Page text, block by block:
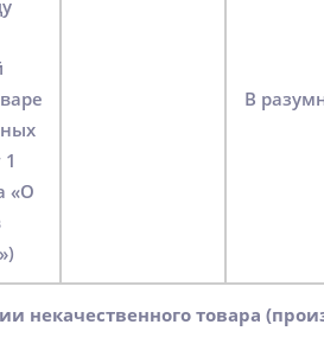
«О
В
некачественного товара